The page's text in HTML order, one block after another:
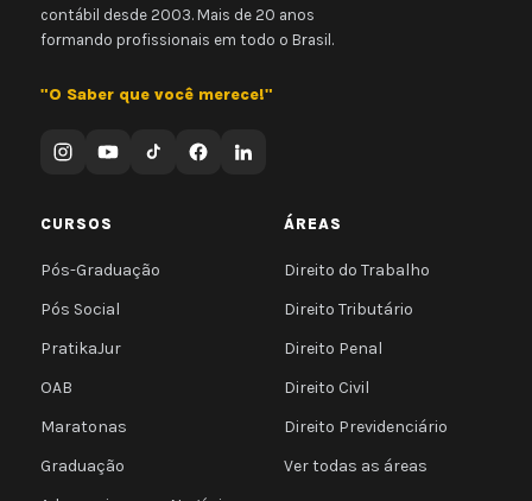
contábil desde 2003. Mais de 20 anos
formando profissionais em todo o Brasil.
"O Saber que você merece!"
CURSOS
Pós-Graduação
Pós Social
PratikaJur
OAB
Maratonas
Graduação
ÁREAS
Direito do Trabalho
Direito Tributário
Direito Penal
Direito Civil
Direito Previdenciário
Ver todas as áreas